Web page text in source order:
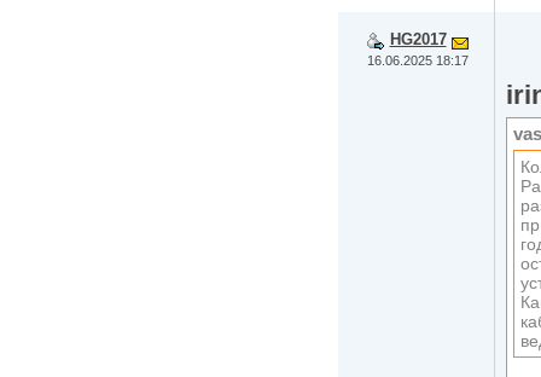
HG2017
16.06.2025 18:17